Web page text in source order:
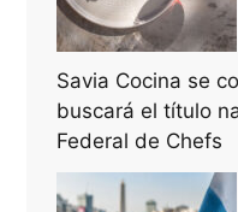
Savia Cocina se
buscará el título
Federal de Chefs